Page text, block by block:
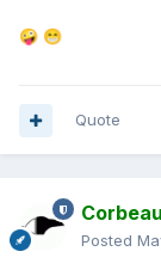
🤪 😁
Quote
Corbeau
Posted